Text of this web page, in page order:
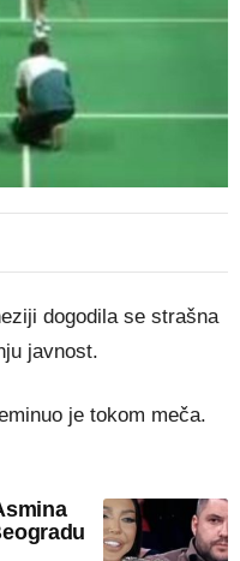
dogodila se strašna
javnost.
je tokom meča.